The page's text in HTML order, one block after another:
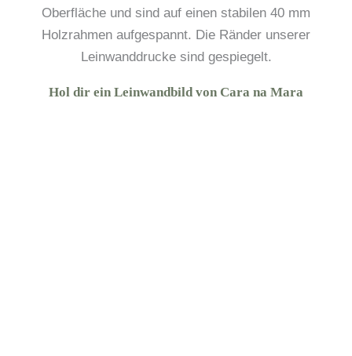
Oberfläche und sind auf einen stabilen 40 mm
Holzrahmen aufgespannt. Die Ränder unserer
Leinwanddrucke sind gespiegelt.
Hol dir ein Leinwandbild von Cara na Mara